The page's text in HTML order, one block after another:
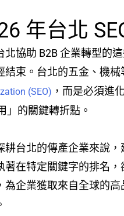
年台北
北協助 B2B 企業轉型的
結束。台北的五金、機
(SEO) ，而是必須進
」的關鍵轉折點。
耕台北的傳產企業來說
著在特定關鍵字的排名
為企業獲取來自全球的高